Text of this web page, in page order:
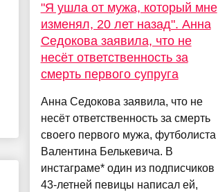
"Я ушла от мужа, который мне
изменял, 20 лет назад". Анна
Седокова заявила, что не
несёт ответственность за
смерть первого супруга
Анна Седокова заявила, что не
несёт ответственность за смерть
своего первого мужа, футболиста
Валентина Белькевича. В
инстаграме* один из подписчиков
43-летней певицы написал ей,